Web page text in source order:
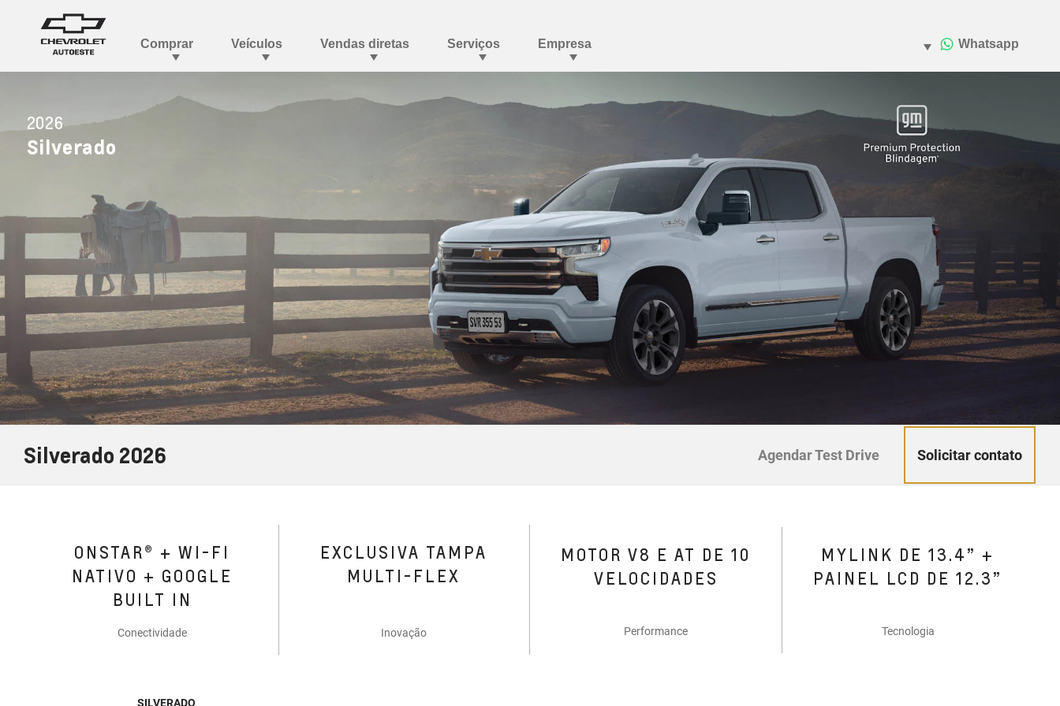
2026
Silverado
Silverado 2026 Agendar Test Drive Solicitar contato
ONSTAR® + WI-FI
NATIVO + GOOGLE
BUILT IN
Conectividade
EXCLUSIVA TAMPA
MULTI-FLEX
Inovação
MOTOR V8 E AT DE 10
VELOCIDADES
Performance
MYLINK DE 13.4” +
PAINEL LCD DE 12.3”
Tecnologia
SILVERADO